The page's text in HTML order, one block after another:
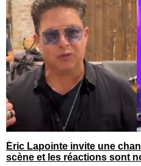
Éric Lapointe invite une
scène et les réactions sont